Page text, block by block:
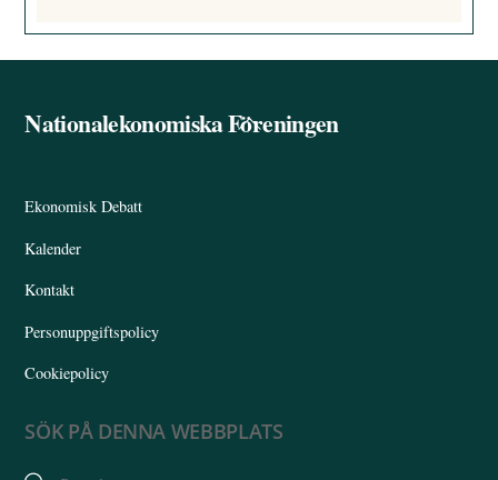
Back
Nationalekonomiska Föreningen
Ekonomisk Debatt
Kalender
Kontakt
Personuppgiftspolicy
Cookiepolicy
SÖK PÅ DENNA WEBBPLATS